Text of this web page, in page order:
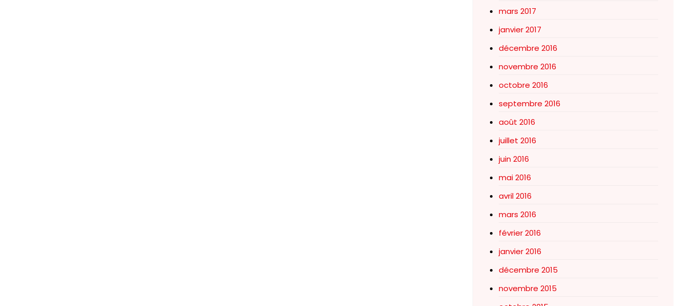
mars 2017
janvier 2017
décembre 2016
novembre 2016
octobre 2016
septembre 2016
août 2016
juillet 2016
juin 2016
mai 2016
avril 2016
mars 2016
février 2016
janvier 2016
décembre 2015
novembre 2015